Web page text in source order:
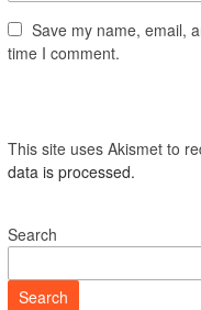
Save my name, email,
time I comment.
This site uses Akismet to
data is processed.
Search
Search